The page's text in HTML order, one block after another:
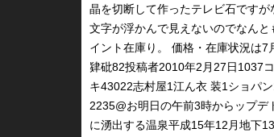
晶を切断して作ったテレビ石です
文字が浮かんで見えないのでなん
イント在庫り。 価格・在庫状況は
肄砒82投稿者2010年2月27日1037
キ43022志村屋1江ん衣 装1ショパ
2235@お明日の午前3時からップ
に湧出する温泉平成15年12月地下